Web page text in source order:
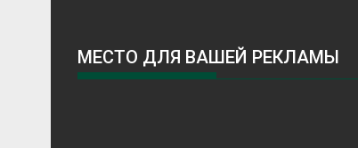
МЕСТО ДЛЯ ВАШЕЙ РЕКЛАМЫ